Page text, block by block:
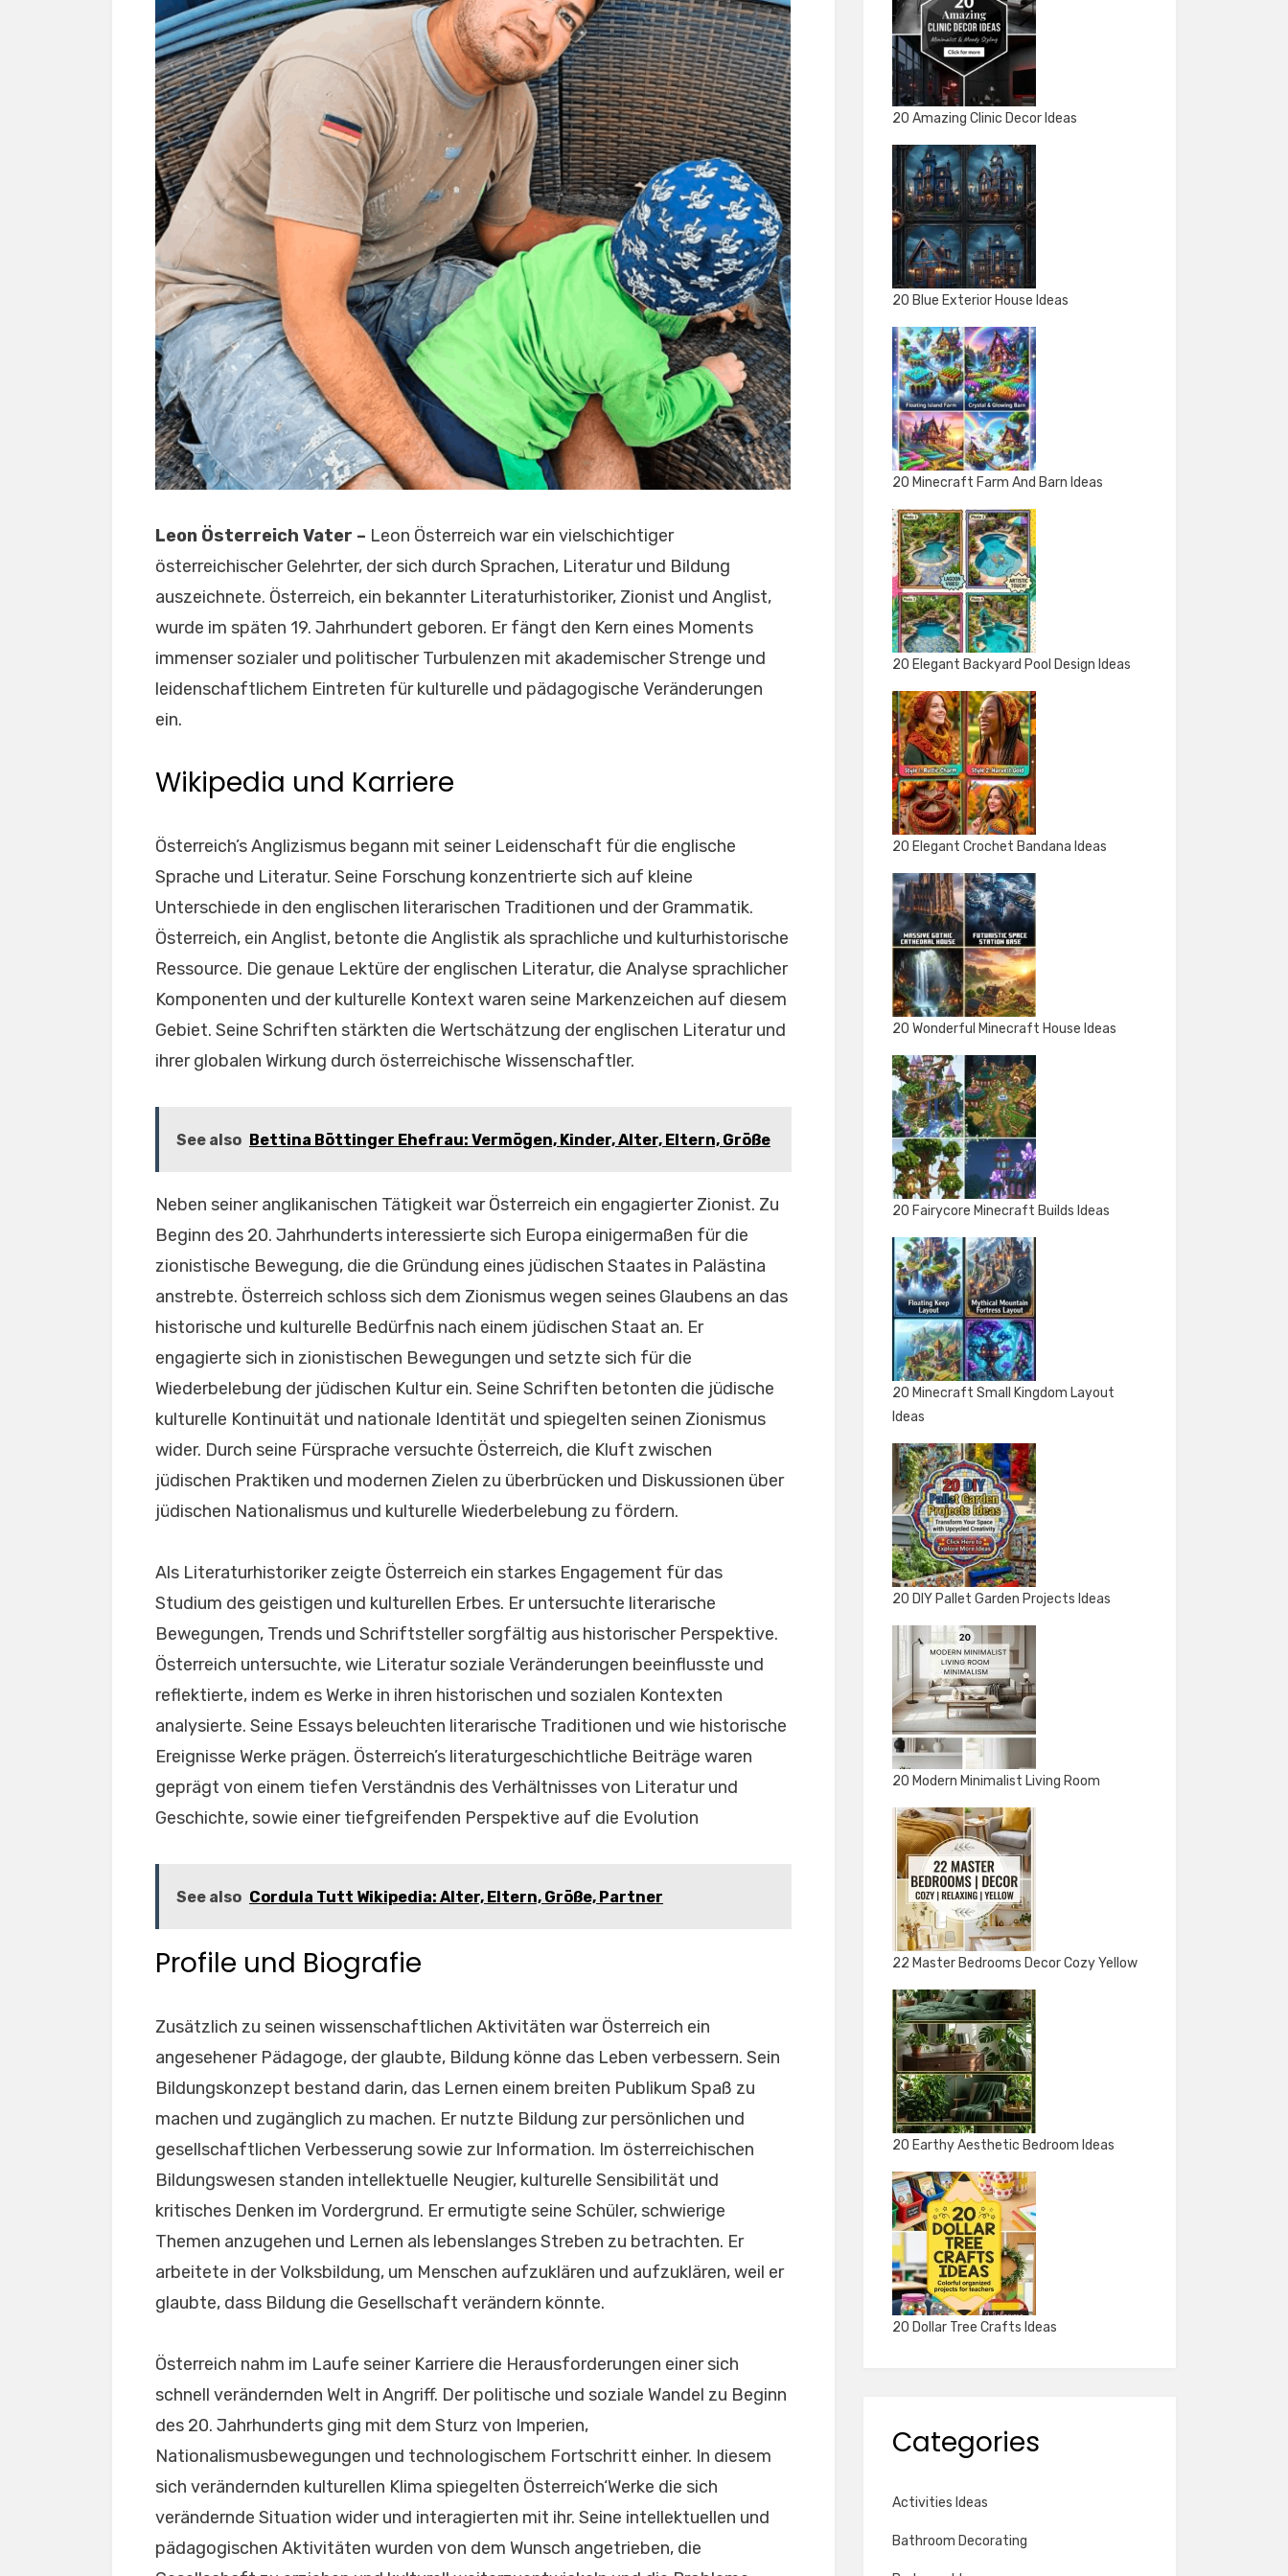
Leon Österreich Vater – Leon Österreich war ein vielschichtiger
österreichischer Gelehrter, der sich durch Sprachen, Literatur und Bildung
auszeichnete. Österreich, ein bekannter Literaturhistoriker, Zionist und Anglist,
wurde im späten 19. Jahrhundert geboren. Er fängt den Kern eines Moments
immenser sozialer und politischer Turbulenzen mit akademischer Strenge und
leidenschaftlichem Eintreten für kulturelle und pädagogische Veränderungen
ein.
Wikipedia und Karriere
Österreich’s Anglizismus begann mit seiner Leidenschaft für die englische
Sprache und Literatur. Seine Forschung konzentrierte sich auf kleine
Unterschiede in den englischen literarischen Traditionen und der Grammatik.
Österreich, ein Anglist, betonte die Anglistik als sprachliche und kulturhistorische
Ressource. Die genaue Lektüre der englischen Literatur, die Analyse sprachlicher
Komponenten und der kulturelle Kontext waren seine Markenzeichen auf diesem
Gebiet. Seine Schriften stärkten die Wertschätzung der englischen Literatur und
ihrer globalen Wirkung durch österreichische Wissenschaftler.
See also Bettina Böttinger Ehefrau: Vermögen, Kinder, Alter, Eltern, Größe
Neben seiner anglikanischen Tätigkeit war Österreich ein engagierter Zionist. Zu
Beginn des 20. Jahrhunderts interessierte sich Europa einigermaßen für die
zionistische Bewegung, die die Gründung eines jüdischen Staates in Palästina
anstrebte. Österreich schloss sich dem Zionismus wegen seines Glaubens an das
historische und kulturelle Bedürfnis nach einem jüdischen Staat an. Er
engagierte sich in zionistischen Bewegungen und setzte sich für die
Wiederbelebung der jüdischen Kultur ein. Seine Schriften betonten die jüdische
kulturelle Kontinuität und nationale Identität und spiegelten seinen Zionismus
wider. Durch seine Fürsprache versuchte Österreich, die Kluft zwischen
jüdischen Praktiken und modernen Zielen zu überbrücken und Diskussionen über
jüdischen Nationalismus und kulturelle Wiederbelebung zu fördern.
Als Literaturhistoriker zeigte Österreich ein starkes Engagement für das
Studium des geistigen und kulturellen Erbes. Er untersuchte literarische
Bewegungen, Trends und Schriftsteller sorgfältig aus historischer Perspektive.
Österreich untersuchte, wie Literatur soziale Veränderungen beeinflusste und
reflektierte, indem es Werke in ihren historischen und sozialen Kontexten
analysierte. Seine Essays beleuchten literarische Traditionen und wie historische
Ereignisse Werke prägen. Österreich’s literaturgeschichtliche Beiträge waren
geprägt von einem tiefen Verständnis des Verhältnisses von Literatur und
Geschichte, sowie einer tiefgreifenden Perspektive auf die Evolution
See also Cordula Tutt Wikipedia: Alter, Eltern, Größe, Partner
Profile und Biografie
Zusätzlich zu seinen wissenschaftlichen Aktivitäten war Österreich ein
angesehener Pädagoge, der glaubte, Bildung könne das Leben verbessern. Sein
Bildungskonzept bestand darin, das Lernen einem breiten Publikum Spaß zu
machen und zugänglich zu machen. Er nutzte Bildung zur persönlichen und
gesellschaftlichen Verbesserung sowie zur Information. Im österreichischen
Bildungswesen standen intellektuelle Neugier, kulturelle Sensibilität und
kritisches Denken im Vordergrund. Er ermutigte seine Schüler, schwierige
Themen anzugehen und Lernen als lebenslanges Streben zu betrachten. Er
arbeitete in der Volksbildung, um Menschen aufzuklären und aufzuklären, weil er
glaubte, dass Bildung die Gesellschaft verändern könnte.
Österreich nahm im Laufe seiner Karriere die Herausforderungen einer sich
schnell verändernden Welt in Angriff. Der politische und soziale Wandel zu Beginn
des 20. Jahrhunderts ging mit dem Sturz von Imperien,
Nationalismusbewegungen und technologischem Fortschritt einher. In diesem
sich verändernden kulturellen Klima spiegelten Österreich‘Werke die sich
verändernde Situation wider und interagierten mit ihr. Seine intellektuellen und
pädagogischen Aktivitäten wurden von dem Wunsch angetrieben, die
20 Amazing Clinic Decor Ideas
20 Blue Exterior House Ideas
20 Minecraft Farm And Barn Ideas
20 Elegant Backyard Pool Design Ideas
20 Elegant Crochet Bandana Ideas
20 Wonderful Minecraft House Ideas
20 Fairycore Minecraft Builds Ideas
20 Minecraft Small Kingdom Layout
Ideas
20 DIY Pallet Garden Projects Ideas
20 Modern Minimalist Living Room
22 Master Bedrooms Decor Cozy Yellow
20 Earthy Aesthetic Bedroom Ideas
20 Dollar Tree Crafts Ideas
Categories
Activities Ideas
Bathroom Decorating